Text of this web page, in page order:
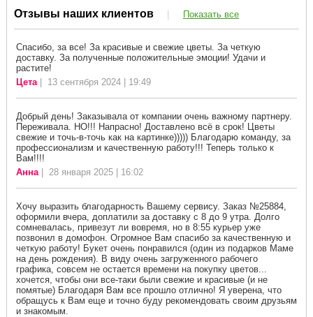
Отзывы наших клиентов | Показать все
Спасибо, за все! За красивые и свежие цветы. За четкую
доставку. За полученные положительные эмоции! Удачи и
растите!
Цета| 13 сентября 2024 | 19:49
Добрый день! Заказывала от компании очень важному партнеру.
Переживала. НО!!! Напрасно! Доставлено всё в срок! Цветы
свежие и точь-в-точь как на картинке))))) Благодарю команду, за
профессионализм и качественную работу!!! Теперь только к
Вам!!!!
Анна| 28 января 2025 | 16:02
Хочу выразить благодарность Вашему сервису. Заказ №25884,
оформили вчера, доплатили за доставку с 8 до 9 утра. Долго
сомневалась, привезут ли вовремя, но в 8:55 курьер уже
позвонил в домофон. Огромное Вам спасибо за качественную и
четкую работу! Букет очень понравился (один из подарков Маме
на день рождения). В виду очень загруженного рабочего
графика, совсем не остается времени на покупку цветов...
хочется, чтобы они все-таки были свежие и красивые (и не
помятые) Благодаря Вам все прошло отлично! Я уверена, что
обращусь к Вам еще и точно буду рекомендовать своим друзьям
и знакомым.